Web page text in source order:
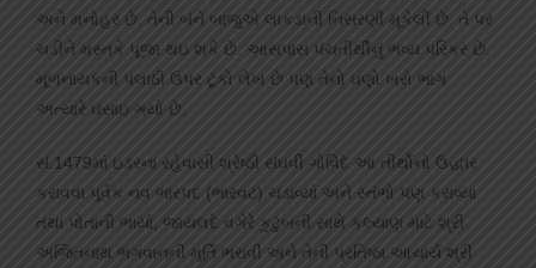
અને મનોહર છે. તેની બંને બાજુએ લાકડાની નિસરણી મૂકેલી છે. તે પર
ચડીને મસ્તકે પૂજા થઇ શકે છે. આસપાસ પંચતીર્થીનું ભવ્ય પરિકર છે.
મૂળનાયકની પલાઠી ઉપર ટૂંકો લેખ છે પણ તેનો ઘણો ખરો ભાગ
અત્યારે ઘસાઇ ગયો છે.
સં.1479માં ઇડરના રહેવાસી શ્રેષ્ઠી સંઘવી ગોવિંદે આ તીર્થોનો ઉદ્ધાર
કરાવવા પૂર્વક નવ ભારપદ (ભારવટ) ચડાવ્યાં અને સ્તંભો પણ કરાવ્યા
તથા પોતાની ભાર્યા, જાયલદે વગેરે કુટુંબની સાથે કલ્યાણ માટે શ્રી
અજિતનાથ ભગવાનની મૂર્તિ ભરાવી અને તેની પ્રતિષ્ઠા આચાર્ય શ્રી